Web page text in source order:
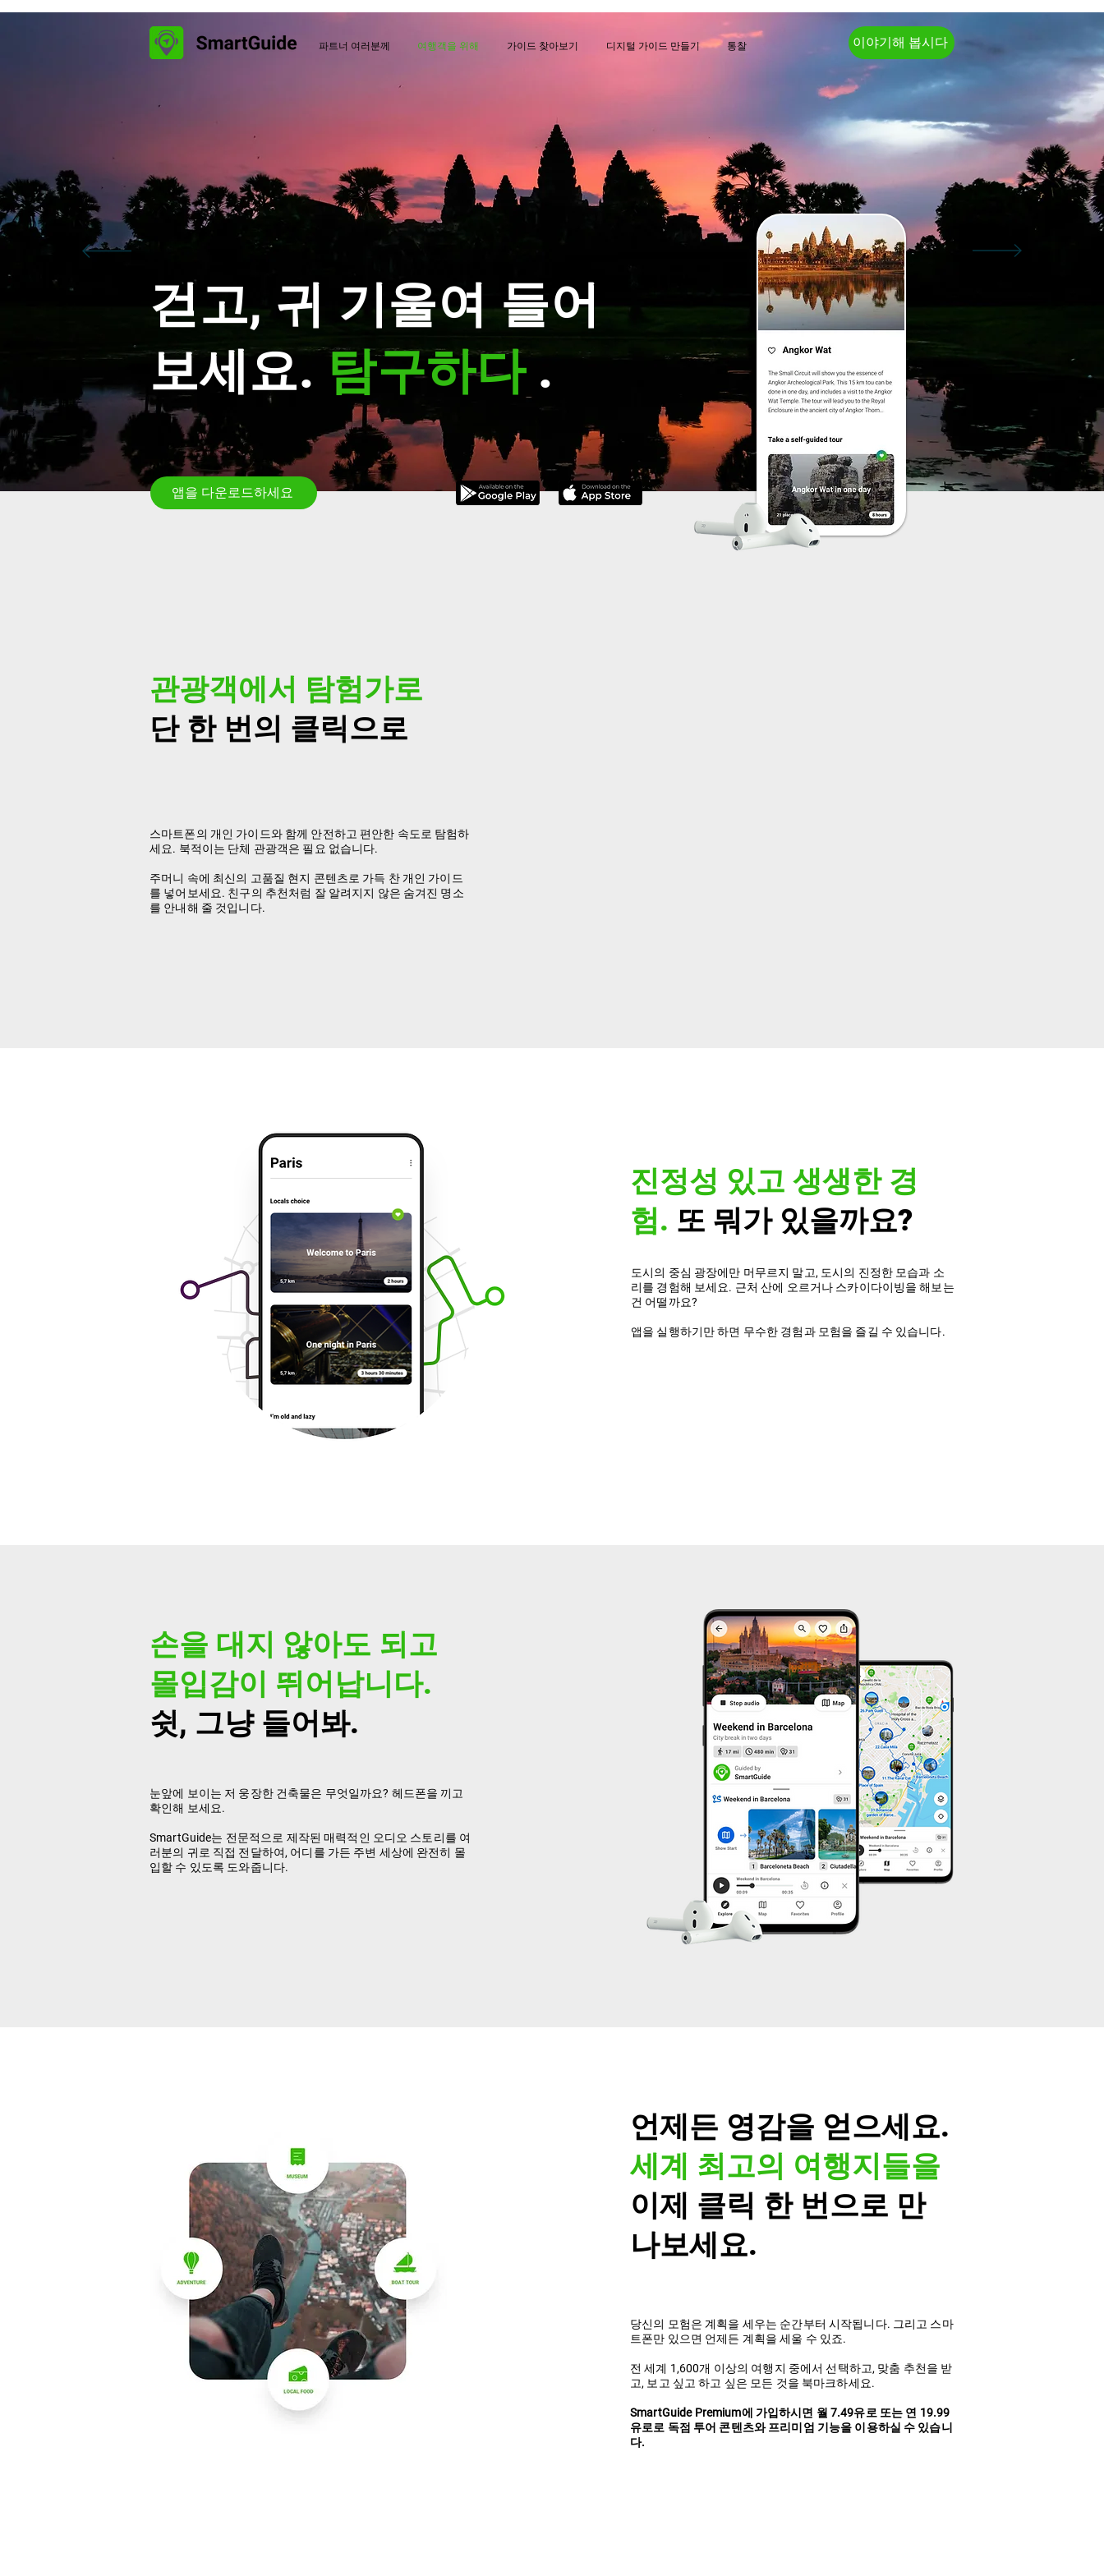
파트너 여러분께 여행객을 위해 가이드 찾아보기 디지털 가이드 만들기 통찰 이야기해 봅시다
걷고, 귀 기울여 들어
보세요.탐구하다 .
앱을 다운로드하세요
관광객에서 탐험가로
단 한 번의 클릭으로
스마트폰의 개인 가이드와 함께 안전하고 편안한 속도로 탐험하
세요. 북적이는 단체 관광객은 필요 없습니다.
주머니 속에 최신의 고품질 현지 콘텐츠로 가득 찬 개인 가이드
를 넣어보세요. 친구의 추천처럼 잘 알려지지 않은 숨겨진 명소
를 안내해 줄 것입니다.
진정성 있고 생생한 경
험. 또 뭐가 있을까요?
도시의 중심 광장에만 머무르지 말고, 도시의 진정한 모습과 소
리를 경험해 보세요. 근처 산에 오르거나 스카이다이빙을 해보는
건 어떨까요?
앱을 실행하기만 하면 무수한 경험과 모험을 즐길 수 있습니다.
손을 대지 않아도 되고
몰입감이 뛰어납니다.
쉿, 그냥 들어봐.
눈앞에 보이는 저 웅장한 건축물은 무엇일까요? 헤드폰을 끼고
확인해 보세요.
SmartGuide는 전문적으로 제작된 매력적인 오디오 스토리를 여
러분의 귀로 직접 전달하여, 어디를 가든 주변 세상에 완전히 몰
입할 수 있도록 도와줍니다.
언제든 영감을 얻으세요.
세계 최고의 여행지들을
이제 클릭 한 번으로 만
나보세요.
당신의 모험은 계획을 세우는 순간부터 시작됩니다. 그리고 스마
트폰만 있으면 언제든 계획을 세울 수 있죠.
전 세계 1,600개 이상의 여행지 중에서 선택하고, 맞춤 추천을 받
고, 보고 싶고 하고 싶은 모든 것을 북마크하세요.
SmartGuide Premium에 가입하시면 월 7.49유로 또는 연 19.99
유로로 독점 투어 콘텐츠와 프리미엄 기능을 이용하실 수 있습니
다.